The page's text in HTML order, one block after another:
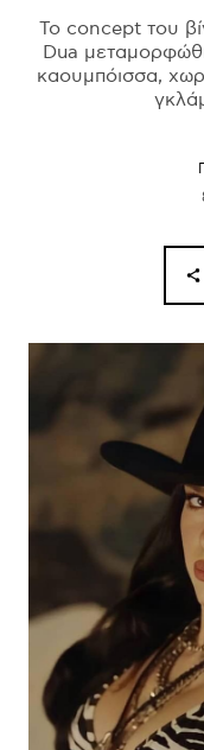
Το concept του
Dua
καουμπόισσα,